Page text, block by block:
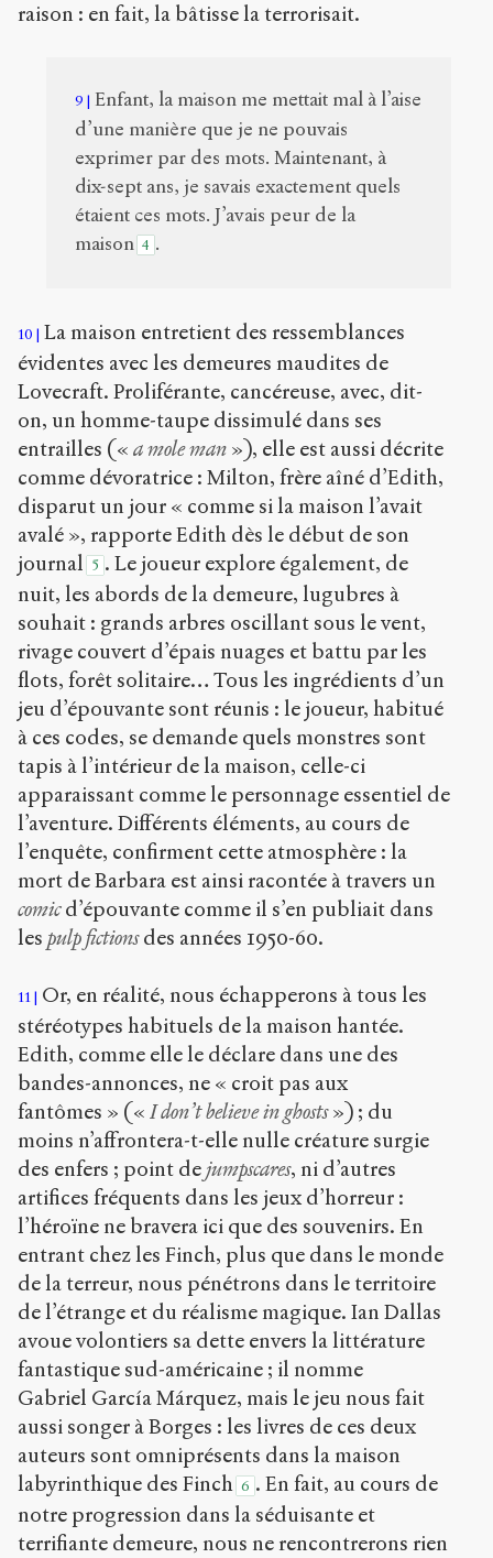
raison : en fait, la bâtisse la terrorisait.
9
Enfant, la maison me mettait mal à l’aise
d’une manière que je ne pouvais
exprimer par des mots. Maintenant, à
dix-sept ans, je savais exactement quels
étaient ces mots. J’avais peur de la
maison 4 .
10
La maison entretient des ressemblances
évidentes avec les demeures maudites de
Lovecraft. Proliférante, cancéreuse, avec, dit-
on, un homme-taupe dissimulé dans ses
entrailles (« a mole man »), elle est aussi décrite
comme dévoratrice : Milton, frère aîné d’Edith,
disparut un jour « comme si la maison l’avait
avalé », rapporte Edith dès le début de son
journal 5 . Le joueur explore également, de
nuit, les abords de la demeure, lugubres à
souhait : grands arbres oscillant sous le vent,
rivage couvert d’épais nuages et battu par les
flots, forêt solitaire… Tous les ingrédients d’un
jeu d’épouvante sont réunis : le joueur, habitué
à ces codes, se demande quels monstres sont
tapis à l’intérieur de la maison, celle-ci
apparaissant comme le personnage essentiel de
l’aventure. Différents éléments, au cours de
l’enquête, confirment cette atmosphère : la
mort de Barbara est ainsi racontée à travers un
comicd’épouvante comme il s’en publiait dans
les pulp fictionsdes années 1950-60.
11
Or, en réalité, nous échapperons à tous les
stéréotypes habituels de la maison hantée.
Edith, comme elle le déclare dans une des
bandes-annonces, ne « croit pas aux
fantômes » (« I don’t believe in ghosts») ; du
moins n’affrontera-t-elle nulle créature surgie
des enfers ; point de jumpscares, ni d’autres
artifices fréquents dans les jeux d’horreur :
l’héroïne ne bravera ici que des souvenirs. En
entrant chez les Finch, plus que dans le monde
de la terreur, nous pénétrons dans le territoire
de l’étrange et du réalisme magique. Ian Dallas
avoue volontiers sa dette envers la littérature
fantastique sud-américaine ; il nomme
Gabriel García Márquez, mais le jeu nous fait
aussi songer à Borges : les livres de ces deux
auteurs sont omniprésents dans la maison
labyrinthique des Finch 6 . En fait, au cours de
notre progression dans la séduisante et
terrifiante demeure, nous ne rencontrerons rien